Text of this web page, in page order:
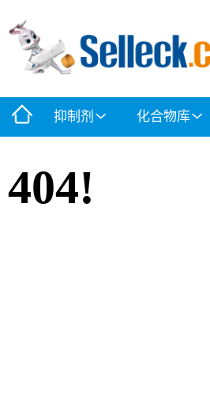
抑制剂 化合物库
404!